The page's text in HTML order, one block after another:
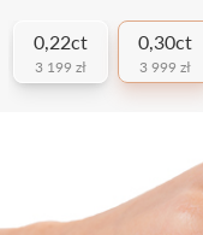
0,22ct
3 199 zł
0,30ct
3 999 zł